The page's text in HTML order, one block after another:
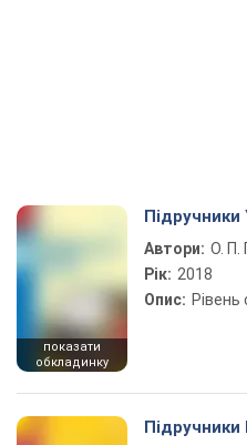
показати
обкладинку
Підручники
Автори: О. П.
Рік: 2018
Опис:
Підручники